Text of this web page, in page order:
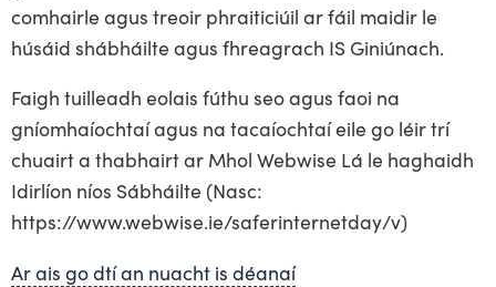
comhairle agus treoir phraiticiúil ar fáil maidir le
húsáid shábháilte agus fhreagrach IS Giniúnach.
Faigh tuilleadh eolais fúthu seo agus faoi na
gníomhaíochtaí agus na tacaíochtaí eile go léir trí
chuairt a thabhairt ar Mhol Webwise Lá le haghaidh
Idirlíon níos Sábháilte (Nasc:
https://www.webwise.ie/saferinternetday/v)
Ar ais go dtí an nuacht is déanaí